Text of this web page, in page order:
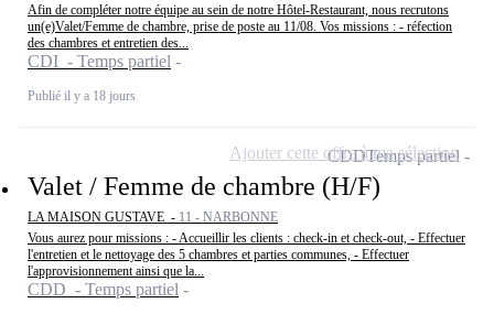
Afin de compléter notre équipe au sein de notre Hôtel-Restaurant, nous recrutons
un(e)Valet/Femme de chambre, prise de poste au 11/08. Vos missions : - réfection
des chambres et entretien des...
CDI - Temps partiel
Publié il y a 18 jours
Valet / Femme de chambre (H/F)
LA MAISON GUSTAVE - 11 - NARBONNE
Vous aurez pour missions : - Accueillir les clients : check-in et check-out, - Effectuer
l'entretien et le nettoyage des 5 chambres et parties communes, - Effectuer
l'approvisionnement ainsi que la...
CDD - Temps partiel
CDDTemps partiel
Ajouter cette offre à ma sélection